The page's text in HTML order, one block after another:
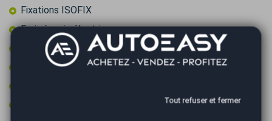
Fixations ISOFIX
Frein à main électrique
GPS couleur
GPS tactile
Tout refuser et fermer